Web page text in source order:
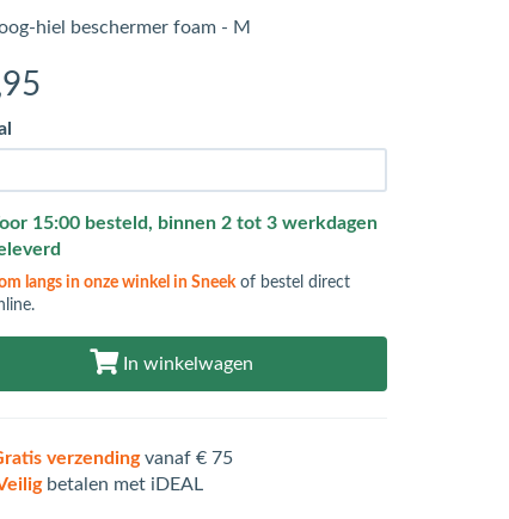
hiel beschermer foam - M
15:00 besteld, binnen 2 tot 3 werkdagen
langs in onze winkel in Sneekof bestel direct
In winkelwagen
verzendingvanaf € 75
betalen met iDEAL